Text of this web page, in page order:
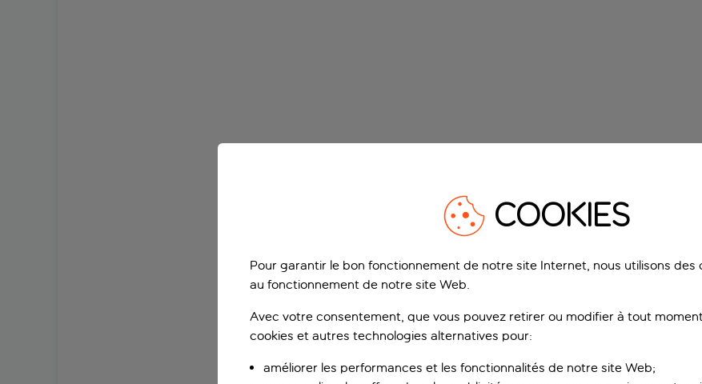
COOKIES
Pour garantir le bon fonctionnement de notre site Internet, nous utilisons des
au fonctionnement de notre site Web.
Avec votre consentement, que vous pouvez retirer ou modifier à tout
cookies et autres technologies alternatives pour:
améliorer les performances et les fonctionnalités de notre site Web;